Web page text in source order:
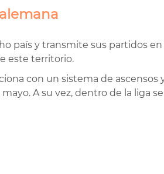
país y transmite sus partidos en
este territorio.
con un sistema de ascensos
A su vez, dentro de la liga se